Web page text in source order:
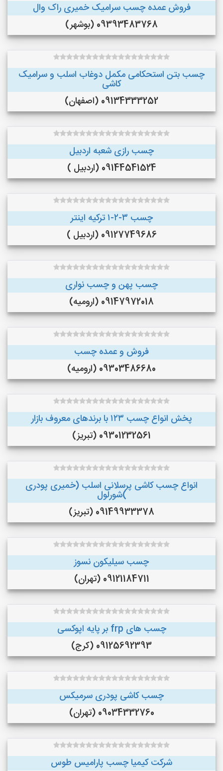
فروش عمده چسب سرامیک خمیری راک وال
09393483768 (بوشهر)
چسب بتن استحکامی مکمل دوغاب اسلب و سرامیک
کاشی
09134333252 (اصفهان)
چسب رازی شعبه اردبیل
09144541524 (اردبیل )
چسب ۳-۲-۱ ترکیه اینتر
09127749686 (اردبیل )
چسب پهن و چسب نواری
09147972018 (ارومیه)
فروش و عمده چسب
09303486680 (ارومیه)
پخش انواع چسب ۱۲۳ با برندهای معروف بازار
09301232561 (تبریز)
انواع چسب کاشی پرسلانی اسلب (خمیری پودری
)شورلول
09149933378 (تبریز)
چسب سیلیکون نسوز
09121184711 (تهران)
چسب های frp بر پایه اپوکسی
09125692393 (کرج)
چسب کاشی پودری سرمیکس
09034332760 (تهران)
شرکت کیمیا چسب پارامیس طوس